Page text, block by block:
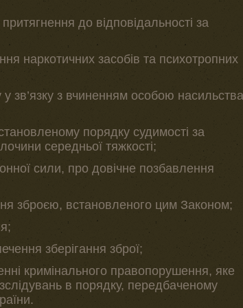
до відповідальності за
наркотичних засобів та психотропних
зв’язку з вчиненням особою насильства
порядку судимості за
середньої тяжкості;
сили, про довічне позбавлення
зброєю, встановленого цим Законом;
зберігання зброї;
кримінального правопорушення, яке
в порядку, передбаченому